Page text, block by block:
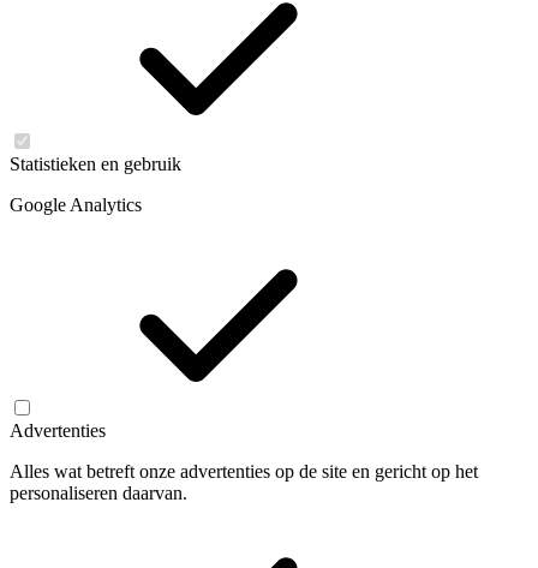
Statistieken en gebruik
Google Analytics
Advertenties
Alles wat betreft onze advertenties op de site en gericht op het
personaliseren daarvan.